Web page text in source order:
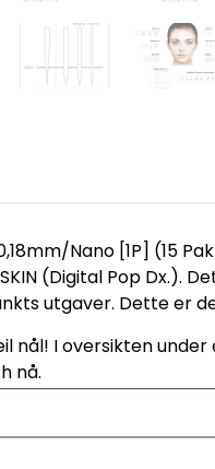
0,18mm/Nano [1P] (15
(Digital Pop
utgaver. Dette er
I oversikten under
nå.